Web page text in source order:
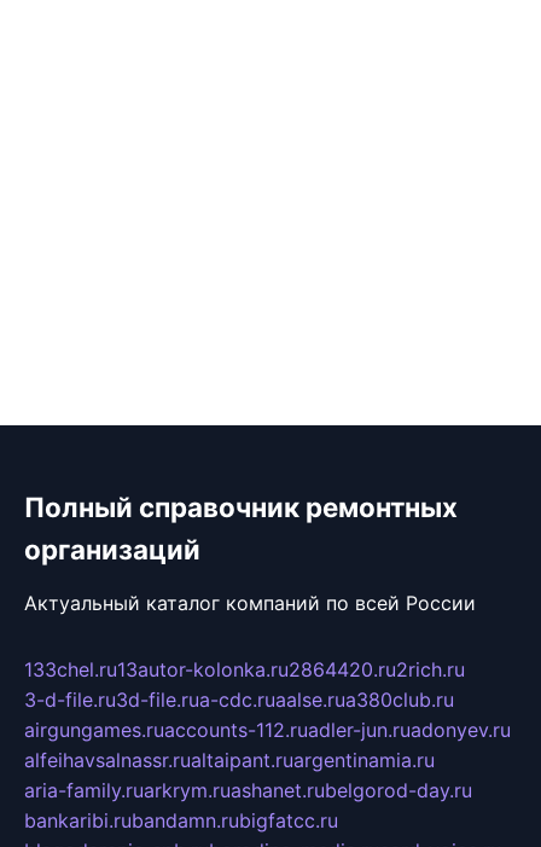
Полный справочник ремонтных
организаций
Актуальный каталог компаний по всей России
133chel.ru13autor-kolonka.ru2864420.ru2rich.ru
3-d-file.ru3d-file.rua-cdc.ruaalse.rua380club.ru
airgungames.ruaccounts-112.ruadler-jun.ruadonyev.ru
alfeihavsalnassr.rualtaipant.ruargentinamia.ru
aria-family.ruarkrym.ruashanet.rubelgorod-day.ru
bankaribi.rubandamn.rubigfatcc.ru